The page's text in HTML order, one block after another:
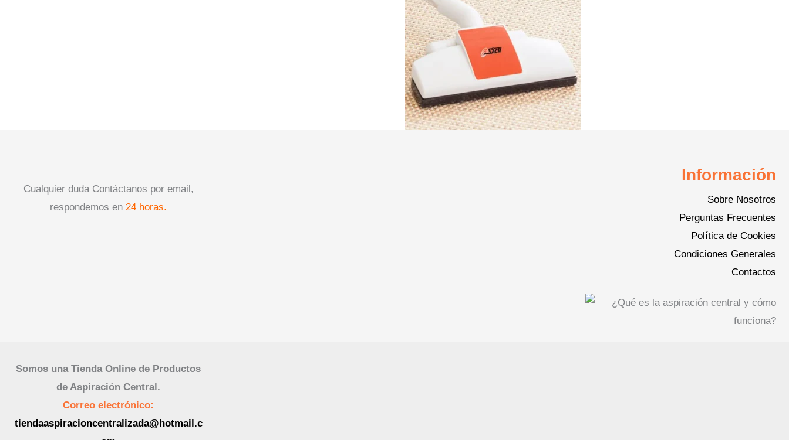
Cualquier duda Contáctanos por email,
respondemos en 24 horas.
Información
Sobre Nosotros
Perguntas Frecuentes
Política de Cookies
Condiciones Generales
Contactos
Somos una Tienda Online de Productos
de Aspiración Central.
Correo electrónico:
tiendaaspiracioncentralizada@hotmail.c